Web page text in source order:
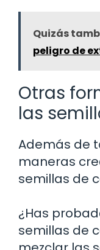
Quizás
peligro de
Otras
las
Además de
maneras
semillas de
¿Has
semillas de